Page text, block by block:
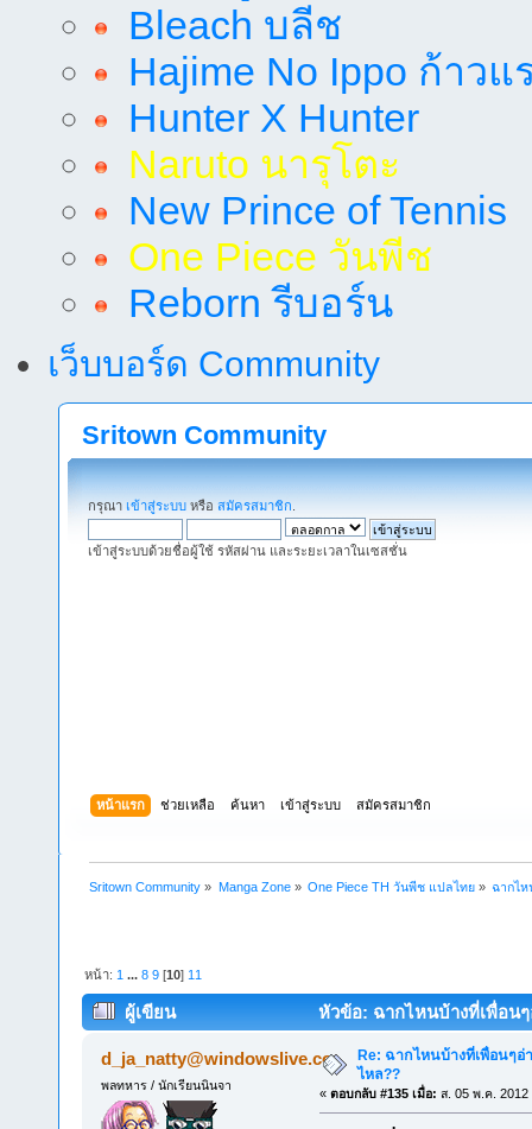
Bleach บลีช
Hajime No Ippo ก้าวแ
Hunter X Hunter
Naruto นารุโตะ
New Prince of Tennis
One Piece วันพีช
Reborn รีบอร์น
เว็บบอร์ด Community
Sritown Community
กรุณา เข้าสู่ระบบ หรือ สมัครสมาชิก
เข้าสู่ระบบด้วยชื่อผู้ใช้ รหัสผ่าน และระยะเวลาในเซสชั่น
หน้าแรก ช่วยเหลือ ค้นหา เข้าสู่ระบบ สมัครสมาชิก
Sritown Community » Manga Zone» One Piece TH วันพีช แปลไทย» ฉากไ
หน้า: 1 ...8 9 [10] 11
ผู้เขียน หัวข้อ: ฉากไหนบ้างที่เพื่อน
d_ja_natty@windowslive.co
พลทหาร / นักเรียนนินจา
Re: ฉากไหนบ้างที่เพื่อนๆ
ไหล??
« ตอบกลับ #135 เมื่อ: ส. 05 พ.ค. 2012